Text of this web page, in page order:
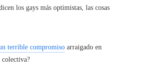
los gays más optimistas, las cosas
terrible compromiso arraigado en
colectiva?